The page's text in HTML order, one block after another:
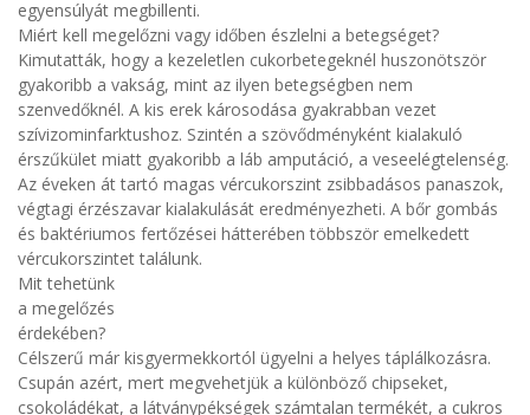
egyensúlyát megbillenti.
Miért kell megelőzni vagy időben észlelni a betegséget?
Kimutatták, hogy a kezeletlen cukorbetegeknél huszonötször
gyakoribb a vakság, mint az ilyen betegségben nem
szenvedőknél. A kis erek károsodása gyakrabban vezet
szívizominfarktushoz. Szintén a szövődményként kialakuló
érszűkület miatt gyakoribb a láb amputáció, a veseelégtelenség.
Az éveken át tartó magas vércukorszint zsibbadásos panaszok,
végtagi érzészavar kialakulását eredményezheti. A bőr gombás
és baktériumos fertőzései hátterében többször emelkedett
vércukorszintet találunk.
Mit tehetünk
a megelőzés
érdekében?
Célszerű már kisgyermekkortól ügyelni a helyes táplálkozásra.
Csupán azért, mert megvehetjük a különböző chipseket,
csokoládékat, a látványpékségek számtalan termékét, a cukros